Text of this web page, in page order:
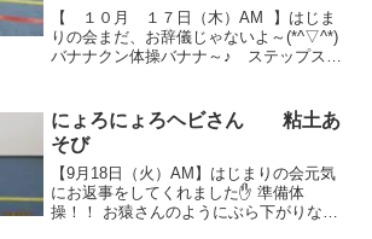
育
【 １０月 １７日（木）AM 】はじま
りの会まだ、お辞儀じゃないよ～(*^▽^*)
バナナクン体操バナナ～♪ ステップステ
ますね！ 一本橋も、落ちなかったね！...
にょろにょろヘビさん 粘土あ
そび
【9月18日（火）AM】はじまりの会元気
にお返事をしてくれました✋ 準備体
操！！ お猿さんのようにぶら下がりなが